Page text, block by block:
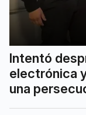
Intentó
electrónica
una